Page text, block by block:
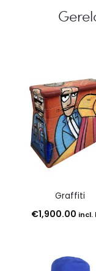
Graffiti
€1,900.00 incl.